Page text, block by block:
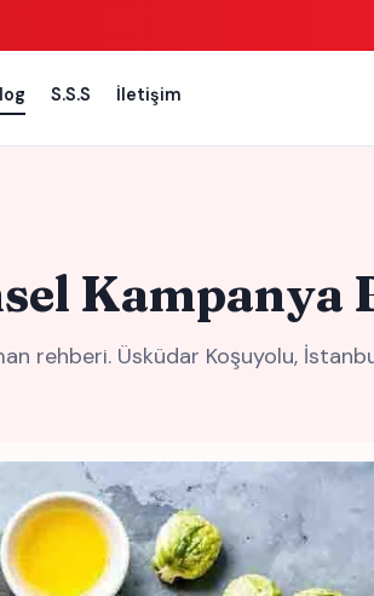
S.S.S İletişim
rehberi. Üsküdar Koşuyolu,